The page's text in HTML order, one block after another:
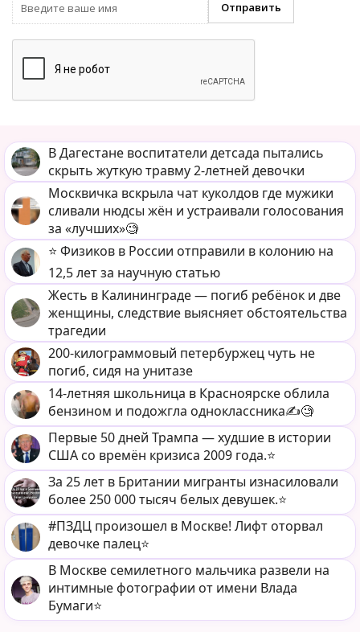
В Дагестане воспитатели детсада пытались
скрыть жуткую травму 2-летней девочки
Москвичка вскрыла чат куколдов где мужики
сливали нюдсы жён и устраивали голосования
за «лучших»🧐
⭐️ Физиков в России отправили в колонию на
12,5 лет за научную статью
Жесть в Калининграде — погиб ребёнок и две
женщины, следствие выясняет обстоятельства
трагедии
200-килограммовый петербуржец чуть не
погиб, сидя на унитазе
14-летняя школьница в Красноярске облила
бензином и подожгла одноклассника✍️🧐
Первые 50 дней Трампа — худшие в истории
США со времён кризиса 2009 года.⭐️
За 25 лет в Британии мигранты изнасиловали
более 250 000 тысяч белых девушек.⭐️
#ПЗДЦ произошел в Москве! Лифт оторвал
девочке палец⭐️
В Москве семилетного мальчика развели на
интимные фотографии от имени Влада
Бумаги⭐️